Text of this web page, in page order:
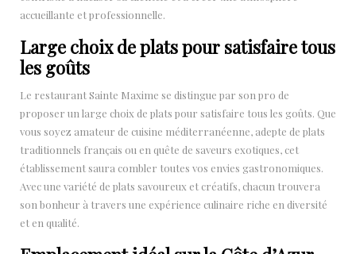
accueillante et professionnelle.
Large choix de plats pour satisfaire tous
les goûts
Le restaurant Sainte Maxime se distingue par son pro de
proposer un large choix de plats pour satisfaire tous les goûts. Que
vous soyez amateur de cuisine méditerranéenne, adepte de plats
traditionnels français ou en quête de saveurs exotiques, cet
établissement saura combler toutes vos envies gastronomiques.
Avec une variété de plats savoureux et créatifs, chacun trouvera
son bonheur à travers une expérience culinaire riche en diversité
et en qualité.